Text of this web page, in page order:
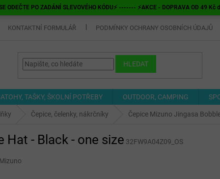
ODEČTE PO ZADÁNÍ SLEVOVÉHO KÓDU⚡ ------- ⚡AKCE - DOPRAVA OD 49
KONTAKTNÍ FORMULÁŘ PODMÍNKY OCHRANY OSOBNÍCH ÚDAJŮ
HLEDAT
TAŠKY, ŠKOLNÍ POTŘEBY OUTDOOR, CAMPING
Čepice, čelenky, nákrčníky Čepice Mizuno Jingasa
Hat - Black - one size 32FW9A04Z09_OS
Mizuno